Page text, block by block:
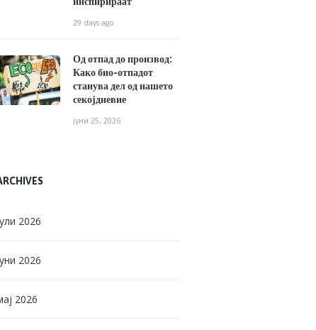
29 days ago
Од отпад до производ:
Како био-отпадот
станува дел од нашето
секојдневие
јуни 25, 2026
2026
2026
2026